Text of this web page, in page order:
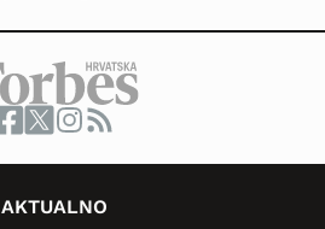
AKTUALNO